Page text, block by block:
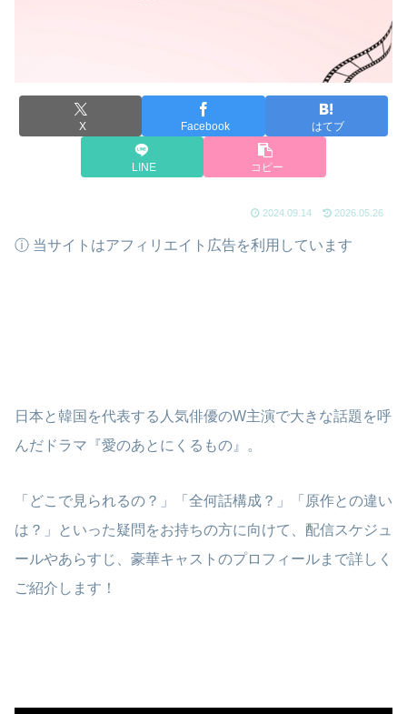
X Facebook はてブ
LINE コピー
2024.09.14 2026.05.26
ⓘ 当サイトはアフィリエイト広告を利用しています
日本と韓国を代表する人気俳優のW主演で大きな話題を呼
んだドラマ『愛のあとにくるもの』。
「どこで見られるの？」「全何話構成？」「原作との違い
は？」といった疑問をお持ちの方に向けて、配信スケジュ
ールやあらすじ、豪華キャストのプロフィールまで詳しく
ご紹介します！